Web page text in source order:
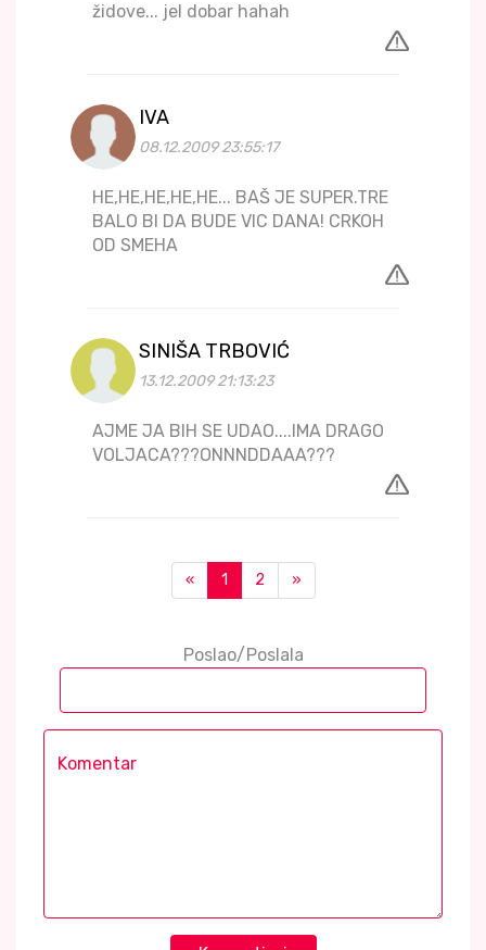
židove... jel dobar hahah
IVA
08.12.2009 23:55:17
HE,HE,HE,HE,HE... BAŠ JE SUPER.TRE
BALO BI DA BUDE VIC DANA! CRKOH
OD SMEHA
SINIŠA TRBOVIĆ
13.12.2009 21:13:23
AJME JA BIH SE UDAO....IMA DRAGO
VOLJACA???ONNNDDAAA???
« 1 2 »
Poslao/Poslala